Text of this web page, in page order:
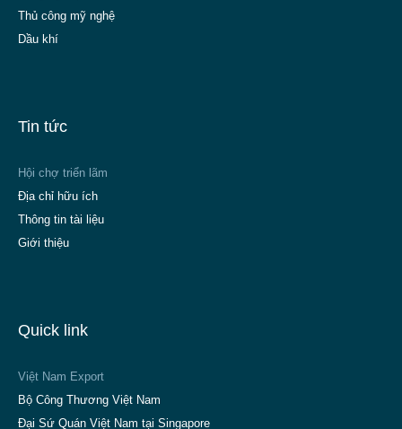
Thủ công mỹ nghệ
Dầu khí
Tin tức
Hội chợ triển lãm
Địa chỉ hữu ích
Thông tin tài liệu
Giới thiệu
Quick link
Việt Nam Export
Bộ Công Thương Việt Nam
Đại Sứ Quán Việt Nam tại Singapore